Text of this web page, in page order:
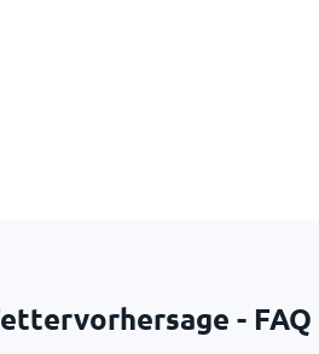
- FAQ